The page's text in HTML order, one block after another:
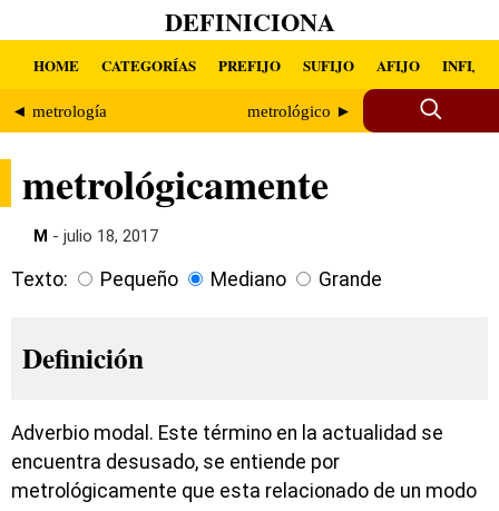
DEFINICIONA
HOME CATEGORÍAS PREFIJO SUFIJO AFIJO INFIJO
◄ metrología metrológico ►
metrológicamente
M - julio 18, 2017
Texto: Pequeño Mediano Grande
Definición
Adverbio modal. Este término en la actualidad se
encuentra desusado, se entiende por
metrológicamente que esta relacionado de un modo